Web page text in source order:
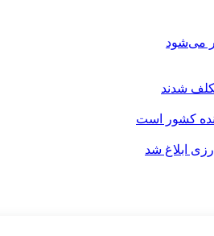
شدند
کشور است
ابلاغ شد